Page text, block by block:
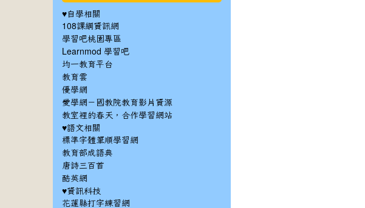
♥自學相關
108課綱資訊網
學習吧桃園專區
Learnmod 學習吧
均一教育平台
教育雲
優學網
愛學網－國教院教育影片資源
教室裡的春天，合作學習網站
♥語文相關
標準字體筆順學習網
教育部成語典
唐詩三百首
酷英網
♥資訊科技
花蓮縣打字練習網